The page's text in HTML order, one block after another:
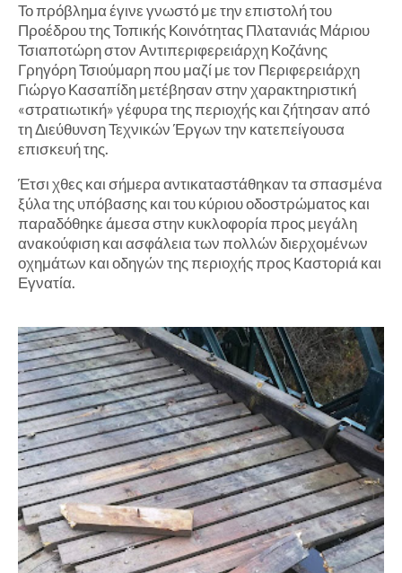
Το πρόβλημα έγινε γνωστό με την επιστολή του
Προέδρου της Τοπικής Κοινότητας Πλατανιάς Μάριου
Τσιαποτώρη στον Αντιπεριφερειάρχη Κοζάνης
Γρηγόρη Τσιούμαρη που μαζί με τον Περιφερειάρχη
Γιώργο Κασαπίδη μετέβησαν στην χαρακτηριστική
«στρατιωτική» γέφυρα της περιοχής και ζήτησαν από
τη Διεύθυνση Τεχνικών Έργων την κατεπείγουσα
επισκευή της.
Έτσι χθες και σήμερα αντικαταστάθηκαν τα σπασμένα
ξύλα της υπόβασης και του κύριου οδοστρώματος και
παραδόθηκε άμεσα στην κυκλοφορία προς μεγάλη
ανακούφιση και ασφάλεια των πολλών διερχομένων
οχημάτων και οδηγών της περιοχής προς Καστοριά και
Εγνατία.